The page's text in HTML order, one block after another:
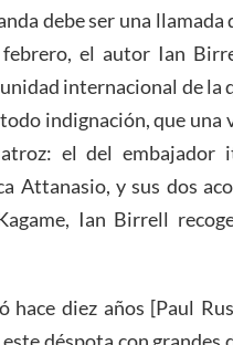
debe ser una llamada
el autor Ian
internacional de la
indignación, que una
el del embajador
Attanasio, y sus dos
Ian Birrell
hace diez años [Paul
déspota con grandes